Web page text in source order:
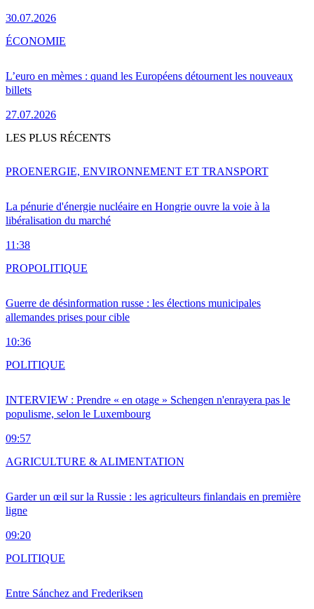
30.07.2026
L’euro en mèmes : quand les Européens détournent les nouveaux
billets
27.07.2026
ÉCONOMIE
LES PLUS RÉCENTS
La pénurie d'énergie nucléaire en Hongrie ouvre la voie à la
libéralisation du marché
11:38
PROENERGIE, ENVIRONNEMENT ET TRANSPORT
Guerre de désinformation russe : les élections municipales
allemandes prises pour cible
10:36
PROPOLITIQUE
INTERVIEW : Prendre « en otage » Schengen n'enrayera pas le
populisme, selon le Luxembourg
09:57
POLITIQUE
Garder un œil sur la Russie : les agriculteurs finlandais en première
ligne
09:20
AGRICULTURE & ALIMENTATION
Entre Sánchez and Frederiksen
POLITIQUE